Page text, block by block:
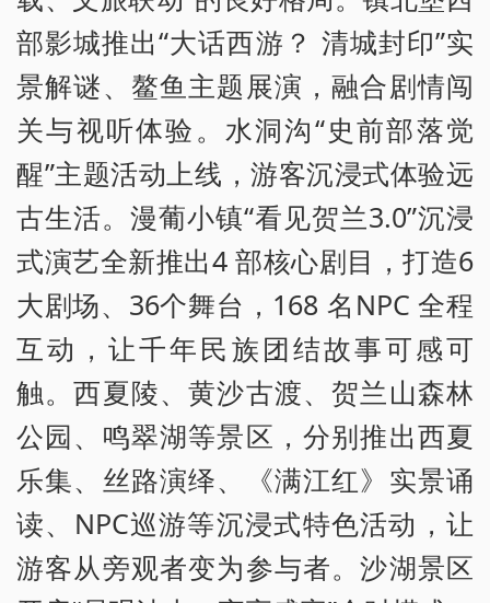
部影城推出“大话西游？ 清城封印”实
景解谜、鳌鱼主题展演，融合剧情闯
关与视听体验。水洞沟“史前部落觉
醒”主题活动上线，游客沉浸式体验远
古生活。漫葡小镇“看见贺兰3.0”沉浸
式演艺全新推出4 部核心剧目，打造6
大剧场、36个舞台，168 名NPC 全程
互动，让千年民族团结故事可感可
触。西夏陵、黄沙古渡、贺兰山森林
公园、鸣翠湖等景区，分别推出西夏
乐集、丝路演绎、《满江红》实景诵
读、NPC巡游等沉浸式特色活动，让
游客从旁观者变为参与者。沙湖景区